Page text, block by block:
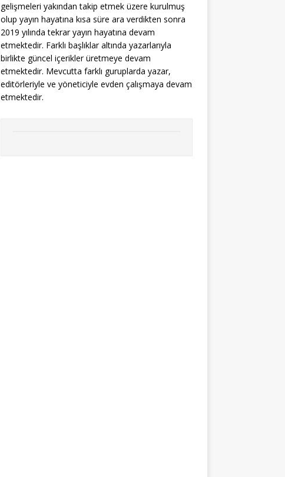
gelişmeleri yakından takip etmek üzere kurulmuş
olup yayın hayatına kısa süre ara verdikten sonra
2019 yılında tekrar yayın hayatına devam
etmektedir. Farklı başlıklar altında yazarlarıyla
birlikte güncel içerikler üretmeye devam
etmektedir. Mevcutta farklı guruplarda yazar,
editörleriyle ve yöneticiyle evden çalışmaya devam
etmektedir.